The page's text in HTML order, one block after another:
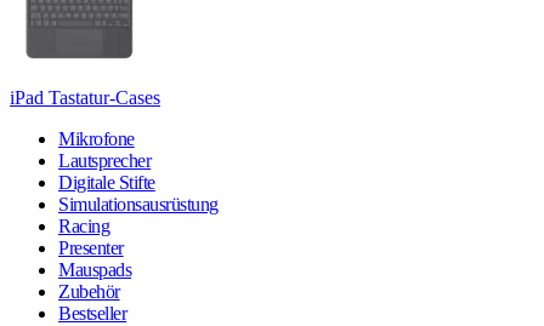
iPad Tastatur-Cases
Mikrofone
Lautsprecher
Digitale Stifte
Simulationsausrüstung
Racing
Presenter
Mauspads
Zubehör
Bestseller